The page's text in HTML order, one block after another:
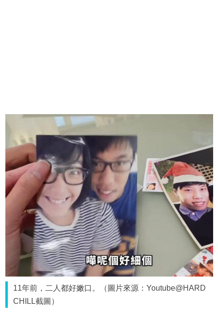
11年前，二人都好嫩口。（圖片來源：Youtube@HARD
CHILL截圖）